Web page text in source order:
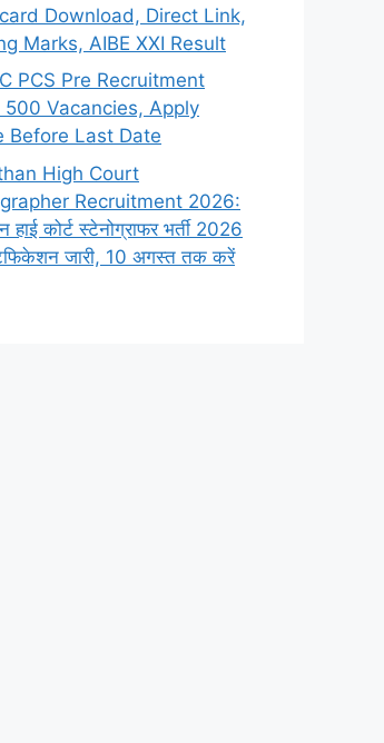
Download, Direct Link,
Marks, AIBE XXI Result
PCS Pre Recruitment
500 Vacancies, Apply
Before Last Date
High Court
Recruitment 2026:
हाई कोर्ट स्टेनोग्राफर भर्ती 2026
जारी, 10 अगस्त तक करें